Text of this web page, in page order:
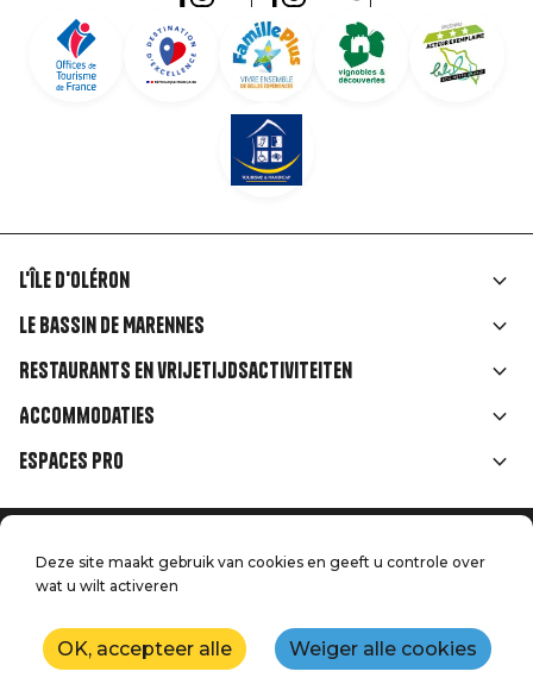
Liens
rubriques
L'île d'Oléron
Le Bassin de Marennes
Restaurants en vrijetijdsactiviteiten
Accommodaties
Espaces Pro
Menu
de
Juridische informatie
Druk op
Neem contact met ons op
Kaart
Productie: StudioJuillet
Deze site maakt gebruik van cookies en geeft u controle over
wat u wilt activeren
OK, accepteer alle Weiger alle cookies